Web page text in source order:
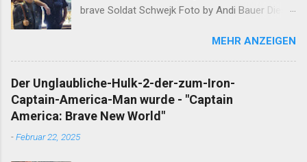
brave Soldat Schwejk Foto by Andi Bauer Dieser
lange abgeschlossen. Unfassbare Ereignisse
innerhalb einer Woche verlangen jedoch eine
neuerliche Öffnung. Ergänzend darf erwähnt
werden, dass Alan am Ende dieser
Wahnsinnswoche seine Frau Mutter anrief. Er
MEHR ANZEIGEN
Der Unglaubliche-Hulk-2-der-zum-Iron-
Captain-America-Man wurde - "Captain
America: Brave New World"
-Februar 22, 2025